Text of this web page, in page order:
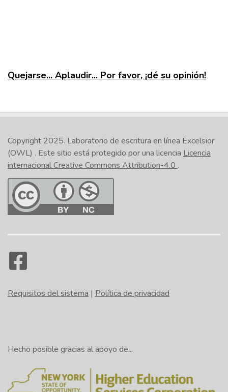
Quejarse... Aplaudir... Por favor, ¡dé su opinión!
Copyright 2025. Laboratorio de escritura en línea Excelsior
(OWL) . Este sitio está protegido por una licencia Licencia
internacional Creative Commons Attribution-4.0 .
Requisitos del sistema | Política de privacidad
Hecho posible gracias al apoyo de...